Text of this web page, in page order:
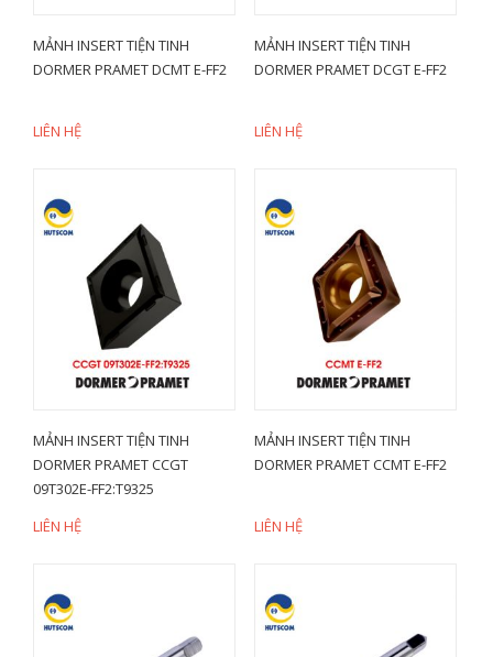
MẢNH INSERT TIỆN TINH
DORMER PRAMET DCMT E-FF2
LIÊN HỆ
MẢNH INSERT TIỆN TINH
DORMER PRAMET DCGT E-FF2
LIÊN HỆ
MẢNH INSERT TIỆN TINH
DORMER PRAMET CCGT
09T302E-FF2:T9325
LIÊN HỆ
MẢNH INSERT TIỆN TINH
DORMER PRAMET CCMT E-FF2
LIÊN HỆ